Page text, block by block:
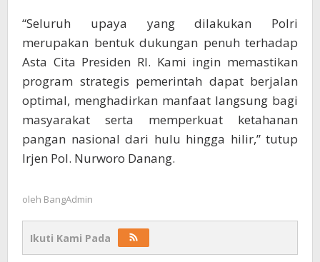
“Seluruh upaya yang dilakukan Polri
merupakan bentuk dukungan penuh terhadap
Asta Cita Presiden RI. Kami ingin memastikan
program strategis pemerintah dapat berjalan
optimal, menghadirkan manfaat langsung bagi
masyarakat serta memperkuat ketahanan
pangan nasional dari hulu hingga hilir,” tutup
Irjen Pol. Nurworo Danang.
oleh BangAdmin
Ikuti Kami Pada